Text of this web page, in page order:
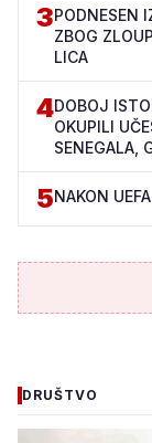
3PODNESEN
ZBOG
LICA
4DOBOJ
OKUPILI
SENEGALA,
5NAKON
DRUŠTVO